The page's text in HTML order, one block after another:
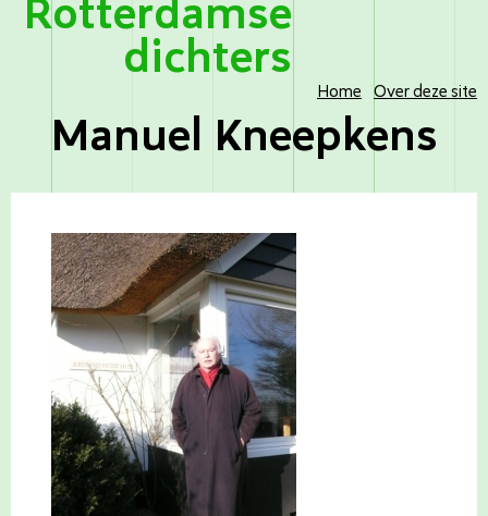
Rotterdamse
dichters
Home Over deze site
Manuel Kneepkens